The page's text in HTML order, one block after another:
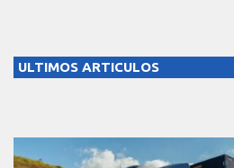
ULTIMOS ARTICULOS